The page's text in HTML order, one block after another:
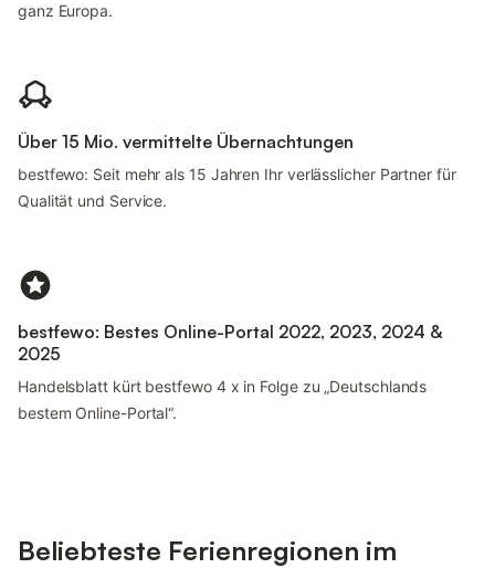
ganz Europa.
Über 15 Mio. vermittelte Übernachtungen
bestfewo: Seit mehr als 15 Jahren Ihr verlässlicher Partner für
Qualität und Service.
bestfewo: Bestes Online-Portal 2022, 2023, 2024 &
2025
Handelsblatt kürt bestfewo 4 x in Folge zu „Deutschlands
bestem Online-Portal“.
Beliebteste Ferienregionen im